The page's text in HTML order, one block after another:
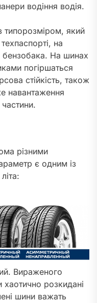
водіння водія.
типорозміром, який
на
бензобака. На шинах
погіршаться
стійкість, також
навантаження
різними
є одним із
Вираженого
розкидані
шини важать